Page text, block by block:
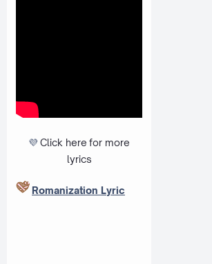
💜 Click here for more
lyrics
Romanization Lyric